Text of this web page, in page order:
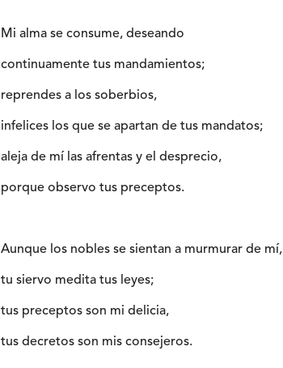
Mi alma se consume, deseando
continuamente tus mandamientos;
reprendes a los soberbios,
infelices los que se apartan de tus mandatos;
aleja de mí las afrentas y el desprecio,
porque observo tus preceptos.
Aunque los nobles se sientan a murmurar de mí,
tu siervo medita tus leyes;
tus preceptos son mi delicia,
tus decretos son mis consejeros.